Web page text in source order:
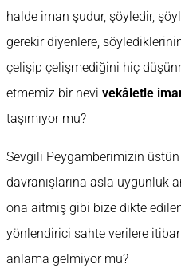
halde iman şudur, şöyledir,
gerekir diyenlere,
çelişip çelişmediğini hiç
etmemiz bir nevi vekâletle
taşımıyor mu?
Sevgili Peygamberimizin üstün
davranışlarına asla uygunluk
ona aitmiş gibi bize dikte
yönlendirici sahte verilere
anlama gelmiyor mu?